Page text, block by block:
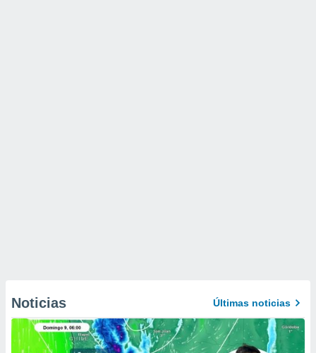
Noticias Últimas noticias